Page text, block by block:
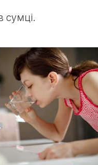
сумці.